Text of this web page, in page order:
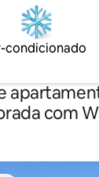
condicionado
com